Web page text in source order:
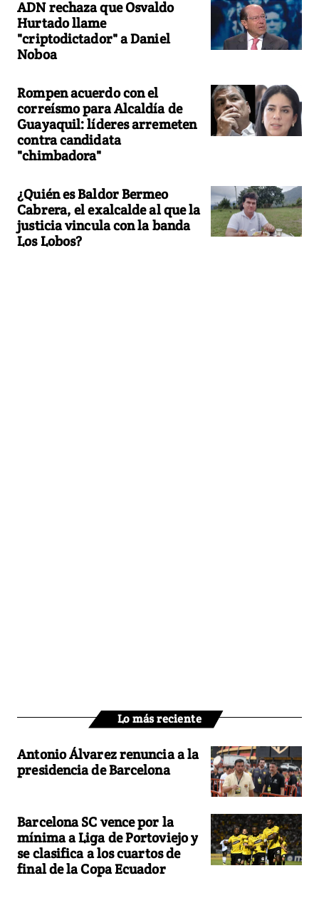
ADN rechaza que Osvaldo
Hurtado llame
"criptodictador" a Daniel
Noboa
Rompen acuerdo con el
correísmo para Alcaldía de
Guayaquil: líderes arremeten
contra candidata
"chimbadora"
¿Quién es Baldor Bermeo
Cabrera, el exalcalde al que la
justicia vincula con la banda
Los Lobos?
Lo más reciente
Antonio Álvarez renuncia a la
presidencia de Barcelona
Barcelona SC vence por la
mínima a Liga de Portoviejo y
se clasifica a los cuartos de
final de la Copa Ecuador